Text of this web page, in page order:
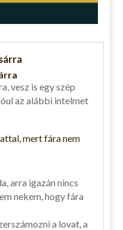
vesz is egy szép
az alábbi intelmet
mert fára nem
arra igazán nincs
nekem, hogy fára
a lovat, a